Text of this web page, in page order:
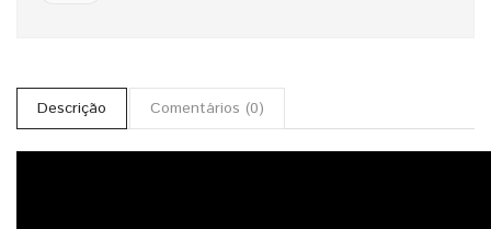
Descrição Comentários (0)